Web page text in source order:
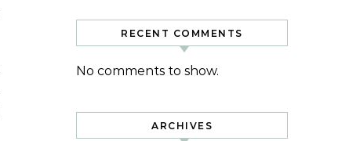
RECENT COMMENTS
No comments to show.
ARCHIVES